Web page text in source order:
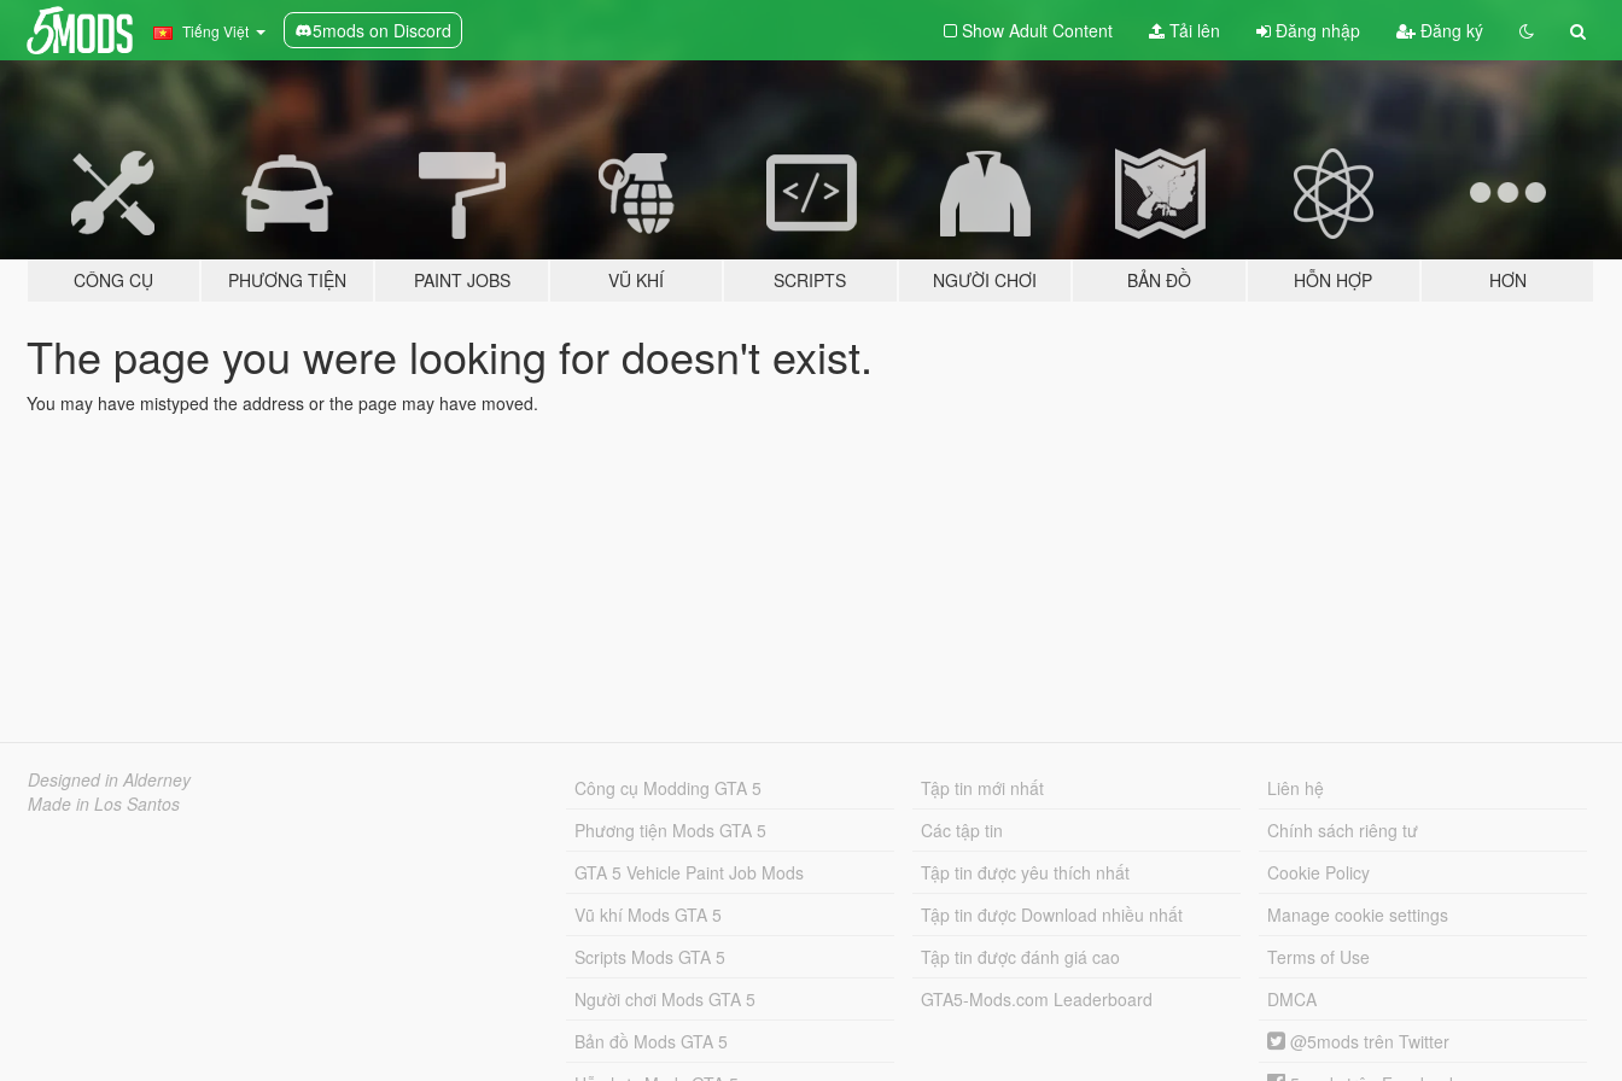
Tiếng Việt 5mods on Discord Show Adult Content Tải lên Đăng nhập Đăng ký
CÔNG CỤ PHƯƠNG TIỆN PAINT JOBS VŨ KHÍ SCRIPTS NGƯỜI CHƠI BẢN ĐỒ HỖN HỢP HƠN
The page you were looking for doesn't exist.
You may have mistyped the address or the page may have moved.
Designed in Alderney
Made in Los Santos
Công cụ Modding GTA 5
Phương tiện Mods GTA 5
GTA 5 Vehicle Paint Job Mods
Vũ khí Mods GTA 5
Scripts Mods GTA 5
Người chơi Mods GTA 5
Bản đồ Mods GTA 5
Tập tin mới nhất
Các tập tin
Tập tin được yêu thích nhất
Tập tin được Download nhiều nhất
Tập tin được đánh giá cao
GTA5-Mods.com Leaderboard
Liên hệ
Chính sách riêng tư
Cookie Policy
Manage cookie settings
Terms of Use
DMCA
@5mods trên Twitter